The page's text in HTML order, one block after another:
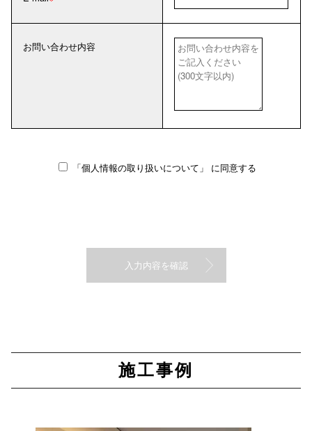
お問い合わせ内容
「個人情報の取り扱いについて」 に同意する
施工事例